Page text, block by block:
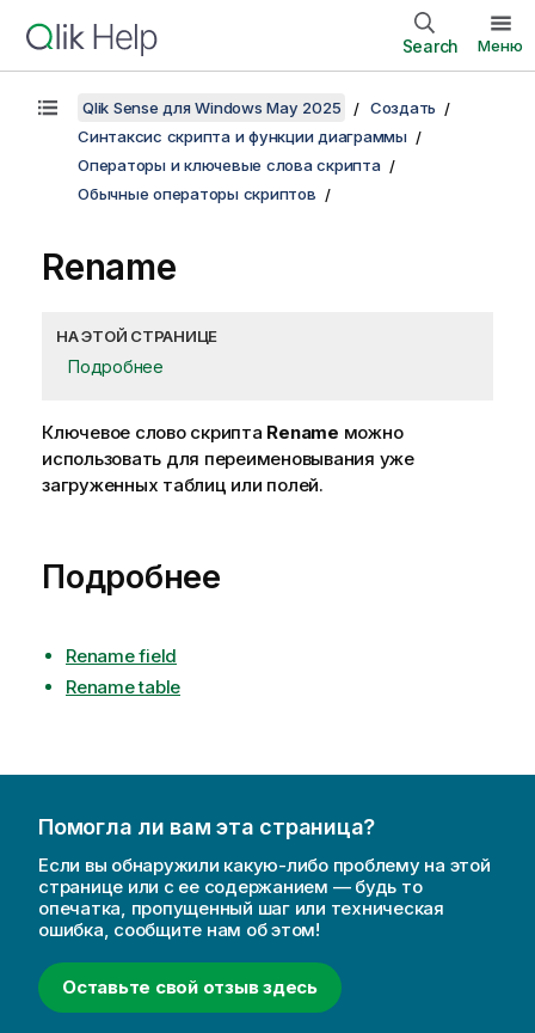
Search Меню
Qlik Sense для Windows May 2025
Создать
Синтаксис скрипта и функции диаграммы
Операторы и ключевые слова скрипта
Обычные операторы скриптов
Rename
НА ЭТОЙ СТРАНИЦЕ
Подробнее
Ключевое слово скрипта Rename можно
использовать для переименовывания уже
загруженных таблиц или полей.
Подробнее
Rename field
Rename table
Помогла ли вам эта страница?
Если вы обнаружили какую-либо проблему на этой
странице или с ее содержанием — будь то
опечатка, пропущенный шаг или техническая
ошибка, сообщите нам об этом!
Оставьте свой отзыв здесь